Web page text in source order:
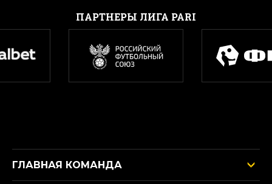
ПАРТНЕРЫ ЛИГА PARI
ГЛАВНАЯ КОМАНДА